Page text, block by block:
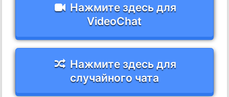
Нажмите здесь для
VideoChat
Нажмите здесь для
случайного чата